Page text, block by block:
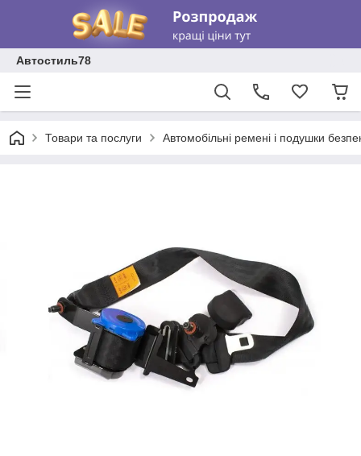
Автостиль78
Товари та послуги Автомобільні ремені і подушки